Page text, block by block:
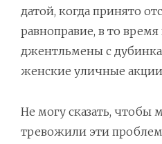
датой, когда принято
равноправие, в то
джентльмены с
женские уличные
Не могу сказать, чтобы
тревожили эти